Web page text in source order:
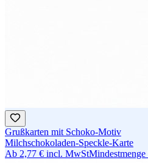
Grußkarten mit Schoko-Motiv
Milchschokoladen-Speckle-Karte
Ab 2,77 € incl. MwStMindestmenge